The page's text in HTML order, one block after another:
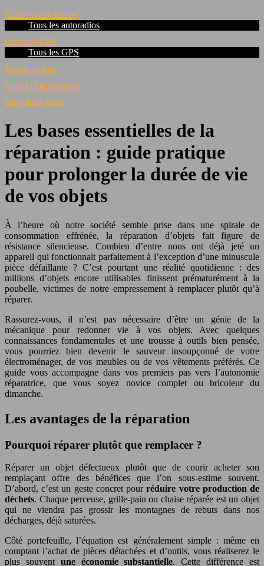
Conseils autoradios
Tous les autoradios
Conseils GPS
Tous les GPS
Ecrans et sons
Pièces et accessoires
Blog auto-moto
Les bases essentielles de la
réparation : guide pratique
pour prolonger la durée de vie
de vos objets
À l’heure où notre société semble prise dans une spirale de
consommation effrénée, la réparation d’objets fait figure de
résistance silencieuse. Combien d’entre nous ont déjà jeté un
appareil qui fonctionnait parfaitement à l’exception d’une minuscule
pièce défaillante ? C’est pourtant une réalité quotidienne : des
millions d’objets encore utilisables finissent prématurément à la
poubelle, victimes de notre empressement à remplacer plutôt qu’à
réparer.
Rassurez-vous, il n’est pas nécessaire d’être un génie de la
mécanique pour redonner vie à vos objets. Avec quelques
connaissances fondamentales et une trousse à outils bien pensée,
vous pourriez bien devenir le sauveur insoupçonné de votre
électroménager, de vos meubles ou de vos vêtements préférés. Ce
guide vous accompagne dans vos premiers pas vers l’autonomie
réparatrice, que vous soyez novice complet ou bricoleur du
dimanche.
Les avantages de la réparation
Pourquoi réparer plutôt que remplacer ?
Réparer un objet défectueux plutôt que de courir acheter son
remplaçant offre des bénéfices que l’on sous-estime souvent.
D’abord, c’est un geste concret pourréduire votre production de
déchets. Chaque perceuse, grille-pain ou chaise réparée est un objet
qui ne viendra pas grossir les montagnes de rebuts dans nos
décharges, déjà saturées.
Côté portefeuille, l’équation est généralement simple : même en
comptant l’achat de pièces détachées et d’outils, vous réaliserez le
plus souvent une économie substantielle. Cette différence est